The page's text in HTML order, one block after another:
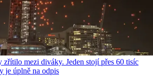
zřítilo mezi diváky. Jeden stojí přes 60 tisíc
je úplně na odpis